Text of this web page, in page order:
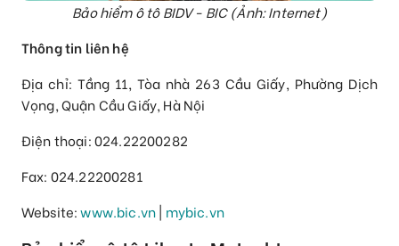
Bảo hiểm ô tô BIDV - BIC (Ảnh: Internet)
Thông tin liên hệ
Địa chỉ: Tầng 11, Tòa nhà 263 Cầu Giấy, Phường Dịch
Vọng, Quận Cầu Giấy, Hà Nội
Điện thoại: 024.22200282
Fax: 024.22200281
Website:www.bic.vn| mybic.vn